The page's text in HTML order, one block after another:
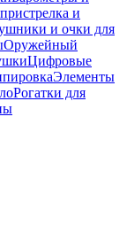
и
и очки для
Оружейный
Цифровые
Элементы
Рогатки для